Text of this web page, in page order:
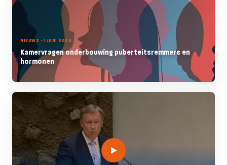
NIEUWS - 1 JUNI 2026
Kamervragen onderbouwing puberteitsremmers en
hormonen